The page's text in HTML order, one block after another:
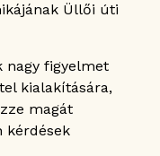
Üllői úti
nagy figyelmet
kialakítására,
magát
kérdések